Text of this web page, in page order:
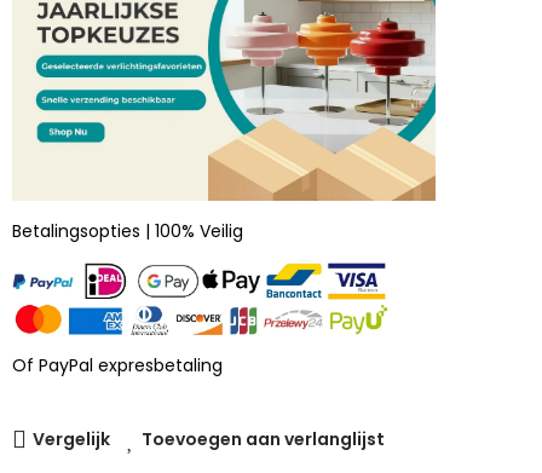
Betalingsopties | 100% Veilig
Of PayPal expresbetaling
Vergelijk Toevoegen aan verlanglijst